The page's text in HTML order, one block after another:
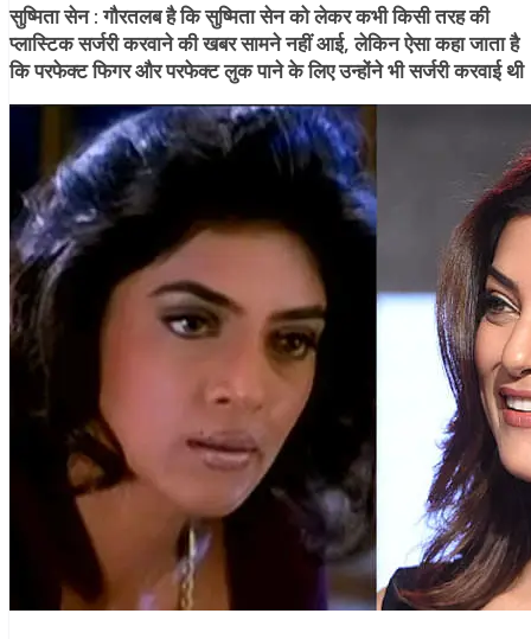
सुष्मिता सेन :गौरतलब है कि सुष्मिता सेन को लेकर कभी किसी तरह की
प्लास्टिक सर्जरी करवाने की खबर सामने नहीं आई, लेकिन ऐसा कहा जाता है
कि परफेक्ट फिगर और परफेक्ट लुक पाने के लिए उन्होंने भी सर्जरी करवाई